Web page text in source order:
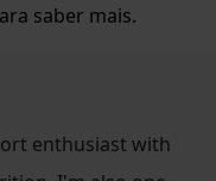
saber mais.
enthusiast with